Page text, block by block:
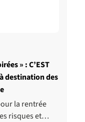
» : C’EST
destination des
la rentrée
risques et…